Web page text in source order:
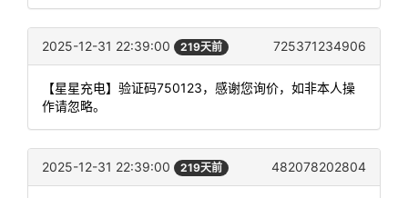
2025-12-31 22:39:00 219天前 725371234906
【星星充电】验证码750123，感谢您询价，如非本人操
作请忽略。
2025-12-31 22:39:00 219天前 482078202804